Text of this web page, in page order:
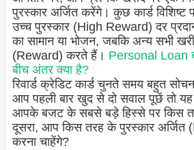
पुरस्कार अर्जित करेंगे। कुछ कार्ड विशिष्ट
उच्च पुरस्कार (High Reward) दर
का सामान या भोजन, जबकि अन्य सभी
(Reward) करते हैं। Personal Loan
बीच अंतर क्या है?
रिवार्ड क्रेडिट कार्ड चुनते समय बहुत
आप पहली बार खुद से दो सवाल पूछें तो
आपके बजट के सबसे बड़े हिस्से पर किस
दूसरा, आप किस तरह के पुरस्कार अर्जित
करना चाहेंगे?